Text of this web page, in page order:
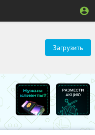
Загрузить